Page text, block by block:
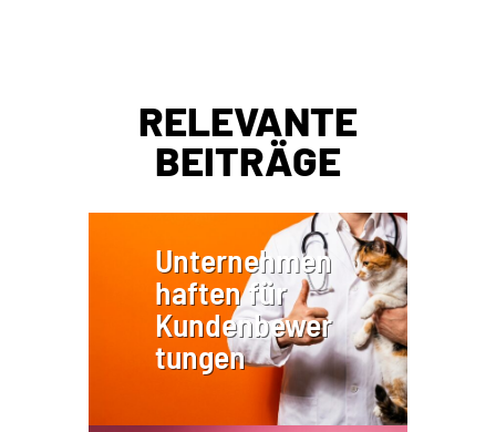
RELEVANTE
BEITRÄGE
Unternehmen
haften für
Kundenbewer
tungen